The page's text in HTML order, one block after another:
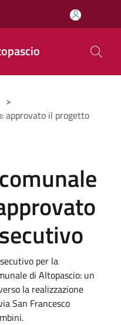
>
approvato il progetto
per la
di Altopascio: un
la realizzazione
San Francesco